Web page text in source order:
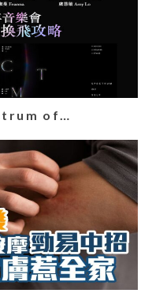
of…